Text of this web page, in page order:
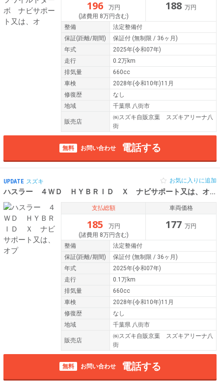
196
万円
(諸費用 8万円含む)
188 万円
整備
法定整備付
保証(距離/期間) 保証付 (無制限 / 36ヶ月)
年式
2025年(令和07年)
走行
0.2万km
排気量
660cc
車検
2028年(令和10年)11月
修復歴
なし
地域
千葉県 八街市
販売店
㈱スズキ自販京葉 スズキアリーナ八
街
無料 お問い合わせ 電話する
UPDATE スズキ
ハスラー ４ＷＤ ＨＹＢＲＩＤ Ｘ ナビサポート又は、オプ
お気に入りに追加
支払総額
185
万円
(諸費用 8万円含む)
車両価格
177 万円
整備
法定整備付
保証(距離/期間) 保証付 (無制限 / 36ヶ月)
年式
2025年(令和07年)
走行
0.1万km
排気量
660cc
車検
2028年(令和10年)11月
修復歴
なし
地域
千葉県 八街市
販売店
㈱スズキ自販京葉 スズキアリーナ八
街
無料 お問い合わせ 電話する